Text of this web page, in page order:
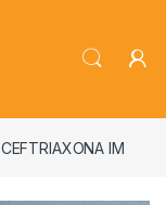
CEFTRIAXONA IM